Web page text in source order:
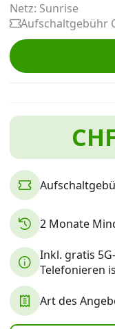
Internet, TV,
Aktionen
News
Forum
Über uns
Netz: Sunrise
Aufschaltgebühr
2 Monate
Inkl. gratis
Telefonieren
Art des